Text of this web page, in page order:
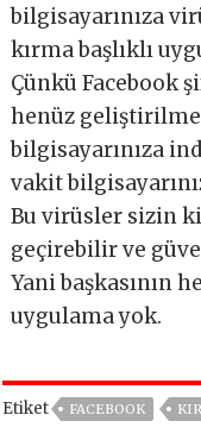
bilgisayarınıza
kırma başlıklı
Çünkü Facebook
henüz
bilgisayarınıza
vakit
Bu virüsler sizin
geçirebilir ve
Yani başkasının
uygulama yok.
Etiket FACEBOOK